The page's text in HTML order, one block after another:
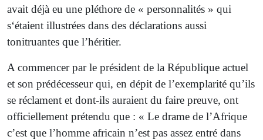
avait déjà eu une pléthore de « personnalités » qui
s‘étaient illustrées dans des déclarations aussi
tonitruantes que l’héritier.
A commencer par le président de la République actuel
et son prédécesseur qui, en dépit de l’exemplarité qu’ils
se réclament et dont-ils auraient du faire preuve, ont
officiellement prétendu que : « Le drame de l’Afrique
c’est que l’homme africain n’est pas assez entré dans